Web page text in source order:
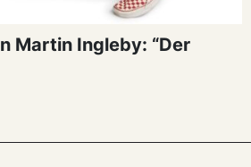
Martin Ingleby: “Der